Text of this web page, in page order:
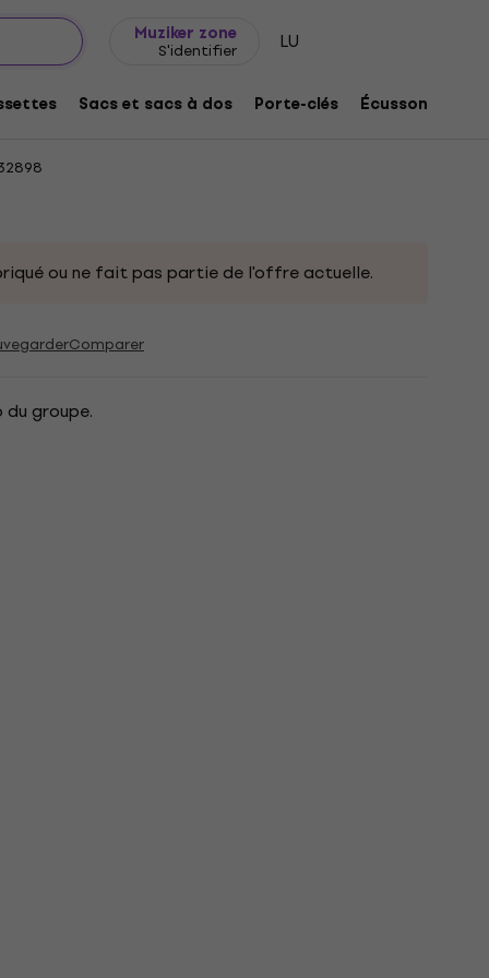
Muziker zone
S'identifier LU
Sacs et sacs à dos Porte-clés Écussons/
Sac à dos Black
ou ne fait pas partie de l'offre actuelle.
Comparer
groupe.